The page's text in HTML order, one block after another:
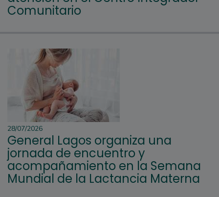
Comunitario
28/07/2026
General Lagos organiza una
jornada de encuentro y
acompañamiento en la Semana
Mundial de la Lactancia Materna